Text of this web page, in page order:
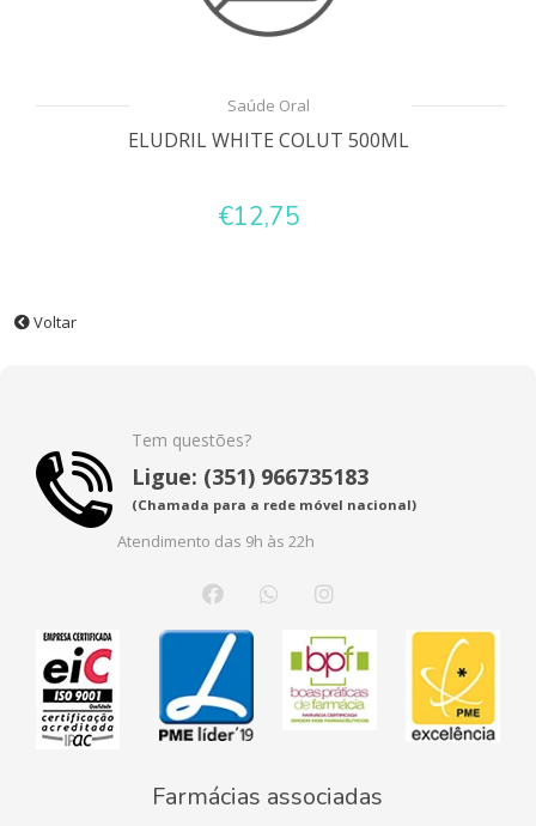
Saúde Oral
ELUDRIL WHITE COLUT 500ML
€12,75
Voltar
Tem questões?
Ligue: (351) 966735183
(Chamada para a rede móvel nacional)
Atendimento das 9h às 22h
Farmácias associadas